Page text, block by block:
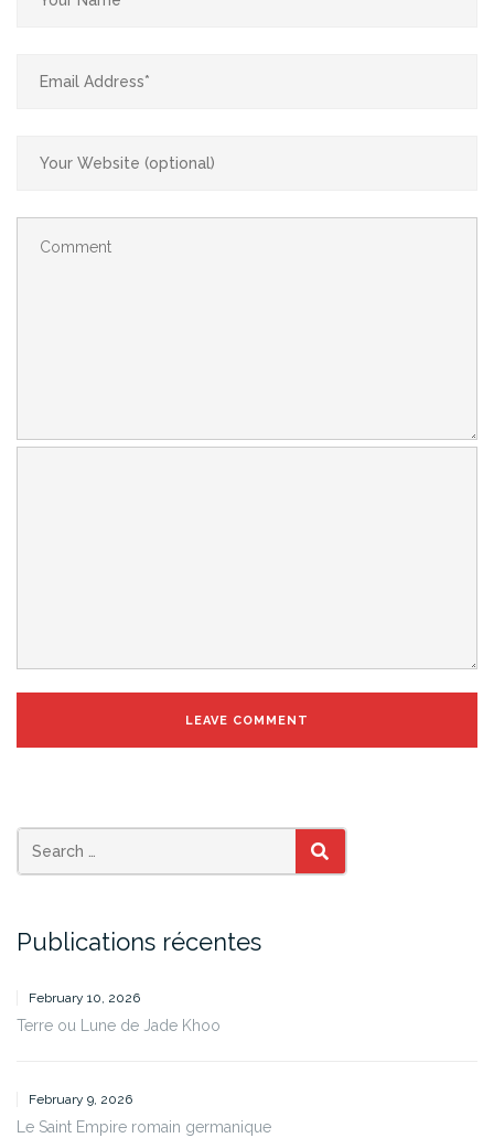
SEARCH
Publications récentes
February 10, 2026
Terre ou Lune de Jade Khoo
February 9, 2026
Le Saint Empire romain germanique